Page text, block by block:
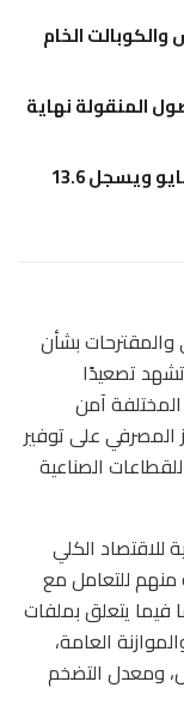
الخام
المنقولة نهاية
نشاط التأجير التمويلي يرتفع 17.5% خلال مايو ويسجل 13.6
بشأن
تشهد تصعيدًا
آمن
المصرفي على توفير
الصناعية
للاقتصاد الكلي
منهم للتعامل مع
فيما يتعلق بملفات
العامة،
ومعدل التضخم